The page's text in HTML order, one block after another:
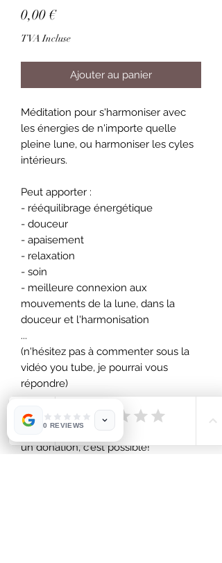
0,00 €Prix
TVA Incluse
Ajouter au panier
Méditation pour s'harmoniser avec
les énergies de n'importe quelle
pleine lune, ou harmoniser les cyles
intérieurs.
Peut apporter :
- rééquilibrage énergétique
- douceur
- apaisement
- relaxation
- soin
- meilleure connexion aux
mouvements de la lune, dans la
douceur et l'harmonisation
...
(n'hésitez pas à commenter sous la
vidéo you tube, je pourrai vous
répondre)
TARIF : je mets en gratuit cette
méditation mais si vous voulez faire
un donation, c'est possible!
0 REVIEWS